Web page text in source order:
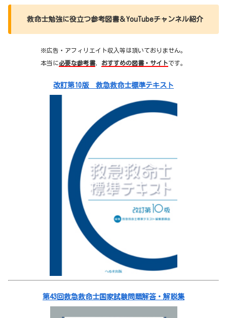
救命士勉強に役立つ参考図書＆YouTubeチャンネル紹介
※広告・アフィリエイト収入等は頂いておりません。
本当に必要な参考書， おすすめの図書・サイトです。
改訂第10版 救急救命士標準テキスト
第43回救急救命士国家試験問題解答・解説集